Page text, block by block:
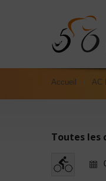
Accueil AC
Toutes les